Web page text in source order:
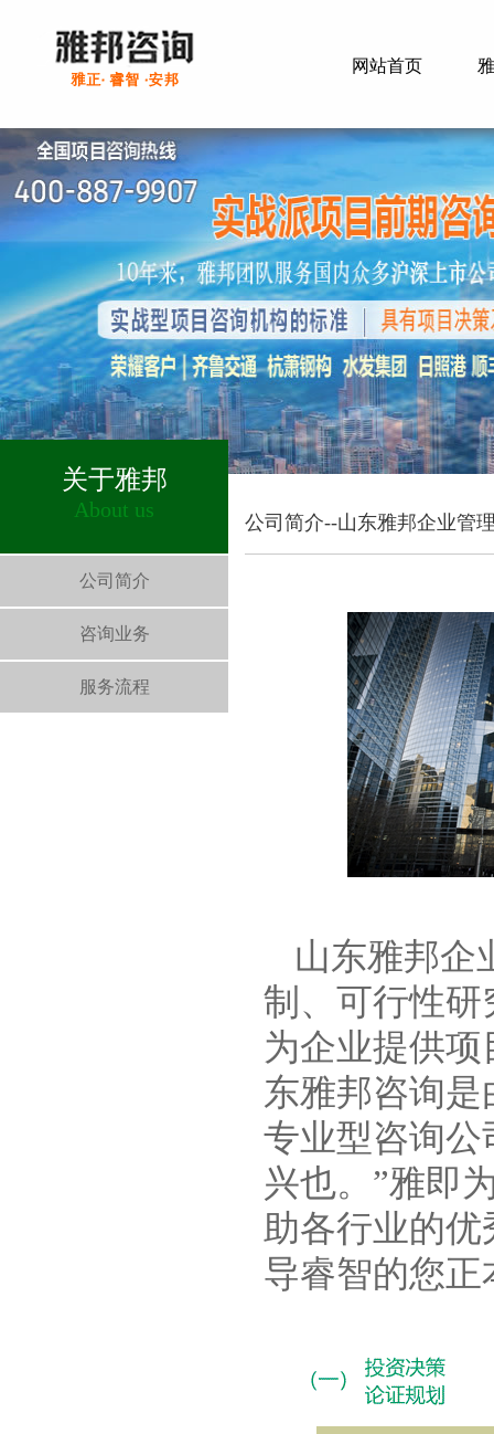
网站首页
关于雅邦
About us
公司简介
咨询业务
服务流程
公司简介--山东雅邦企业管
山东雅邦企
制、可行性
为企业提供
东雅邦咨询
专业型咨询公
兴也。”雅即
助各行业的
导睿智的您